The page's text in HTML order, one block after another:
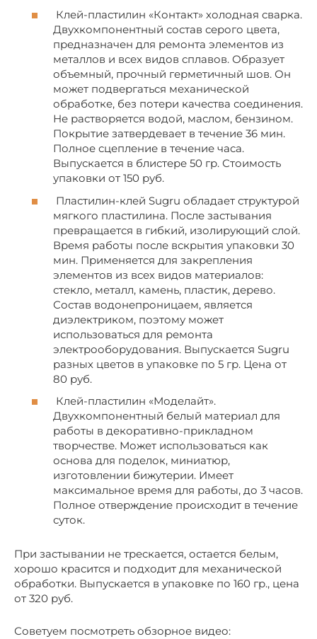
Клей-пластилин «Контакт» холодная сварка.
Двухкомпонентный состав серого цвета,
предназначен для ремонта элементов из
металлов и всех видов сплавов. Образует
объемный, прочный герметичный шов. Он
может подвергаться механической
обработке, без потери качества соединения.
Не растворяется водой, маслом, бензином.
Покрытие затвердевает в течение 36 мин.
Полное сцепление в течение часа.
Выпускается в блистере 50 гр. Стоимость
упаковки от 150 руб.
Пластилин-клей Sugru обладает структурой
мягкого пластилина. После застывания
превращается в гибкий, изолирующий слой.
Время работы после вскрытия упаковки 30
мин. Применяется для закрепления
элементов из всех видов материалов:
стекло, металл, камень, пластик, дерево.
Состав водонепроницаем, является
диэлектриком, поэтому может
использоваться для ремонта
электрооборудования. Выпускается Sugru
разных цветов в упаковке по 5 гр. Цена от
80 руб.
Клей-пластилин «Моделайт».
Двухкомпонентный белый материал для
работы в декоративно-прикладном
творчестве. Может использоваться как
основа для поделок, миниатюр,
изготовлении бижутерии. Имеет
максимальное время для работы, до 3 часов.
Полное отверждение происходит в течение
суток.
При застывании не трескается, остается белым,
хорошо красится и подходит для механической
обработки. Выпускается в упаковке по 160 гр., цена
от 320 руб.
Советуем посмотреть обзорное видео: